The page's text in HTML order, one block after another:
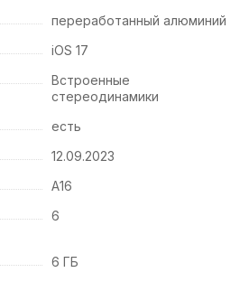
переработанный алюминий
iOS 17
Встроенные
стереодинамики
есть
12.09.2023
A16
6
6 ГБ